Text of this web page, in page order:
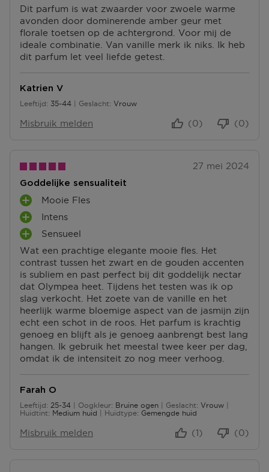
Dit parfum is wat zwaarder voor zwoele warme
avonden door dominerende amber geur met
florale toetsen op de achtergrond. Voor mij de
ideale combinatie. Van vanille merk ik niks. Ik heb
dit parfum let veel liefde getest.
Katrien V
Leeftijd
35 tot 4435-44 Geslacht Vrouw
Misbruik melden (0)
(0)
27 mei 2024
Goddelijke sensualiteit
Wat een prachtige elegante mooie fles. Het
contrast tussen het zwart en de gouden accenten
is subliem en past perfect bij dit goddelijk nectar
dat Olympea heet. Tijdens het testen was ik op
slag verkocht. Het zoete van de vanille en het
heerlijk warme bloemige aspect van de jasmijn zijn
echt een schot in de roos. Het parfum is krachtig
genoeg en blijft als je genoeg aanbrengt best lang
hangen. Ik gebruik het meestal twee keer per dag,
omdat ik de intensiteit zo nog meer verhoog.
P
L
U
S
P
U
N
T
E
N
Mooie Fles
P
L
U
P
U
T
Intens
P
L
U
S
P
U
N
T
E
N
Sensueel
Farah O
Leeftijd
25 tot 3425-34 Oogkleur Bruine ogen Geslacht
Vrouw
Huidtint
Medium huid Huidtype Gemengde huid
Misbruik melden (0)
(1)